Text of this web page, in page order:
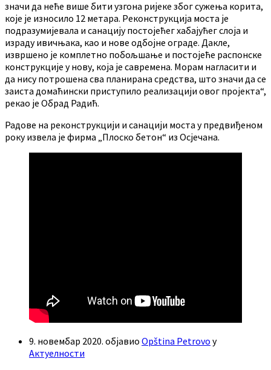
значи да неће више бити узгона ријеке због сужења корита,
које је износило 12 метара. Реконструкција моста је
подразумијевала и санацију постојећег хабајућег слоја и
израду ивичњака, као и нове одбојне ограде. Дакле,
извршено је комплетно побољшање и постојеће распонске
конструкције у нову, која је савремена. Морам нагласити и
да нису потрошена сва планирана средства, што значи да се
заиста домаћински приступило реализацији овог пројекта“,
рекао је Обрад Радић.
Радове на реконструкцији и санацији моста у предвиђеном
року извела је фирма „Плоско бетон“ из Осјечана.
9. новембар 2020. објавио Opština Petrovo у
Актуелности